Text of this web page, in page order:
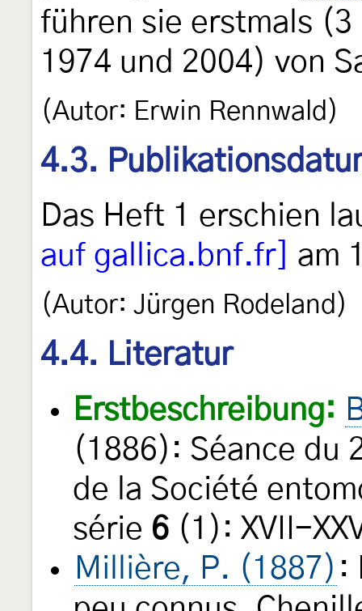
führen sie erstmals
1974 und 2004) von
(Autor: Erwin Rennwald)
4.3.
Das Heft 1 erschien
auf gallica.bnf.fr]
am
(Autor: Jürgen Rodeland)
4.4. Literatur
Erstbeschreibung:
(1886): Séance du
de la Société
série 6 (1): XVII-
Millière, P. (1887) :